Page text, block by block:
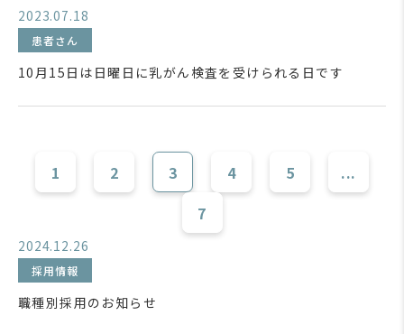
2023.07.18
患者さん
10月15日は日曜日に乳がん検査を受けられる日です
1 2 3 4 5
...
7
2024.12.26
採用情報
職種別採用のお知らせ